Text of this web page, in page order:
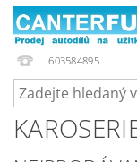
603584895